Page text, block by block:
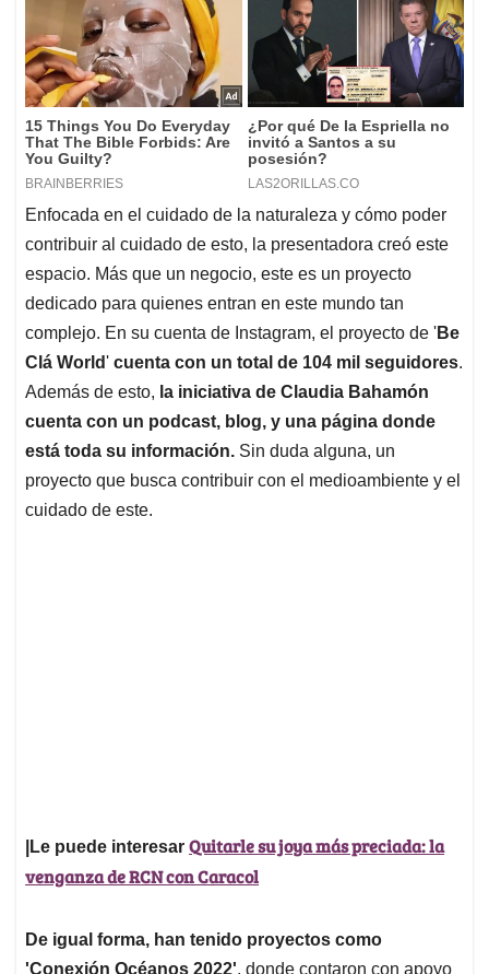
Enfocada en el cuidado de la naturaleza y cómo poder
contribuir al cuidado de esto, la presentadora creó este
espacio. Más que un negocio, este es un proyecto
dedicado para quienes entran en este mundo tan
complejo. En su cuenta de Instagram, el proyecto de 'Be
Clá World' cuenta con un total de 104 mil seguidores.
Además de esto, la iniciativa de Claudia Bahamón
cuenta con un podcast, blog, y una página donde
está toda su información. Sin duda alguna, un
proyecto que busca contribuir con el medioambiente y el
cuidado de este.
|Le puede interesar Quitarle su joya más preciada: la
venganza de RCN con Caracol
De igual forma, han tenido proyectos como
'Conexión Océanos 2022', donde contaron con apoyo